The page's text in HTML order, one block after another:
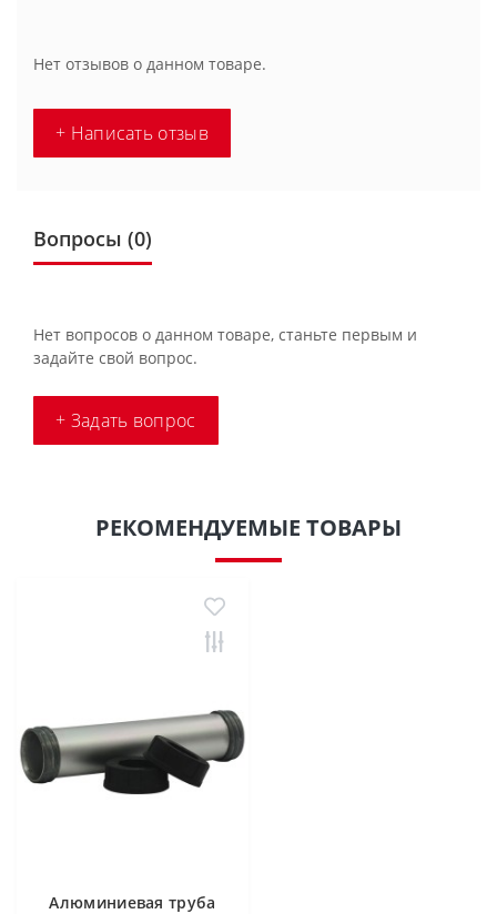
Нет отзывов о данном товаре.
+ Написать отзыв
Вопросы (0)
Нет вопросов о данном товаре, станьте первым и
задайте свой вопрос.
+ Задать вопрос
РЕКОМЕНДУЕМЫЕ ТОВАРЫ
Алюминиевая труба